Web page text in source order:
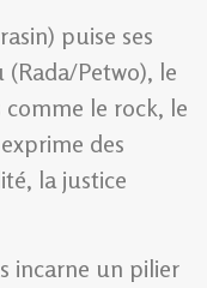
puise ses
(Rada/Petwo), le
le rock, le
des
la justice
incarne un pilier